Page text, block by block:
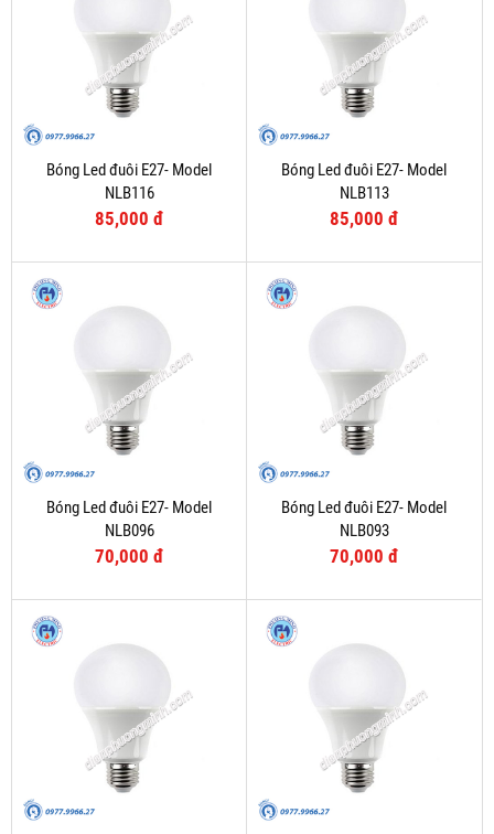
Bóng Led đuôi E27- Model
NLB116
85,000 đ
Bóng Led đuôi E27- Model
NLB113
85,000 đ
Bóng Led đuôi E27- Model
NLB096
70,000 đ
Bóng Led đuôi E27- Model
NLB093
70,000 đ